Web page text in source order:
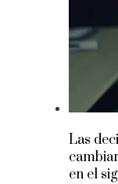
Las
en el